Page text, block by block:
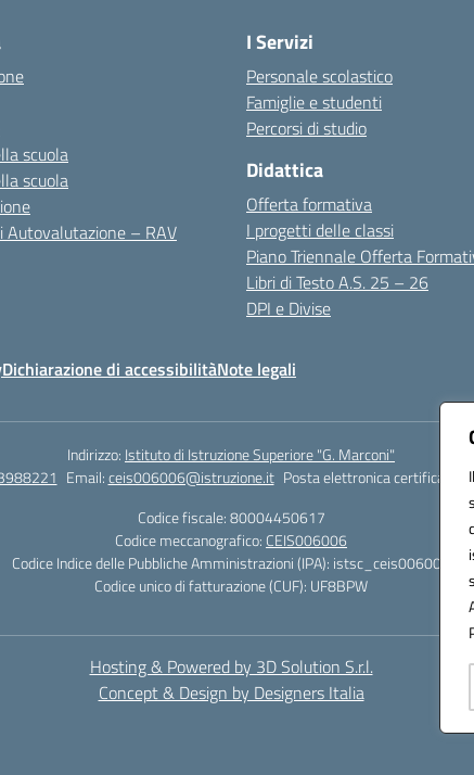
scuola
scuola
Autovalutazione – RAV
I Servizi
Personale scolastico
Famiglie e studenti
Percorsi di studio
Didattica
Offerta formativa
I progetti delle classi
Piano Triennale Offerta
Libri di Testo A.S. 25 – 26
DPI e Divise
Dichiarazione di accessibilitàNote legali
Indirizzo: Istituto di Istruzione Superiore "G. Marconi"
Email:ceis006006@istruzione.it Posta elettronica certificata
Codice fiscale: 80004450617
Codice meccanografico: CEIS006006
Codice Indice delle Pubbliche Amministrazioni (IPA): istsc_ceis006006
Codice unico di fatturazione (CUF): UF8BPW
Hosting & Powered by 3D Solution S.r.l.
Concept & Design by Designers Italia